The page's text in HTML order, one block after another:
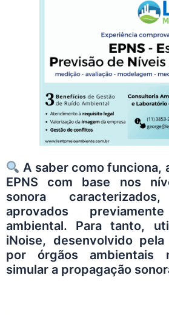
A saber como funciona,
EPNS com base nos
sonora
aprovados
ambiental. Para tanto,
iNoise, desenvolvido
por órgãos ambientais
simular a propagação